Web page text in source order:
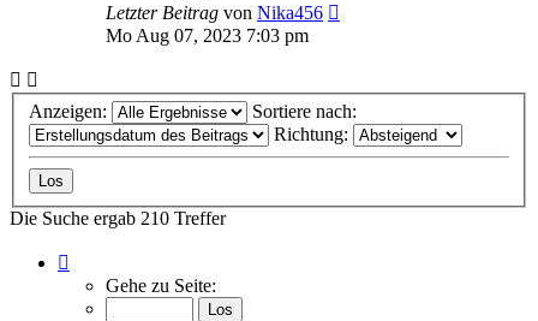
Letzter Beitrag von Nika456
Mo Aug 07, 2023 7:03 pm
Anzeigen:
Sortiere nach:
Richtung:
Die Suche ergab 210 Treffer
von
Gehe zu Seite: